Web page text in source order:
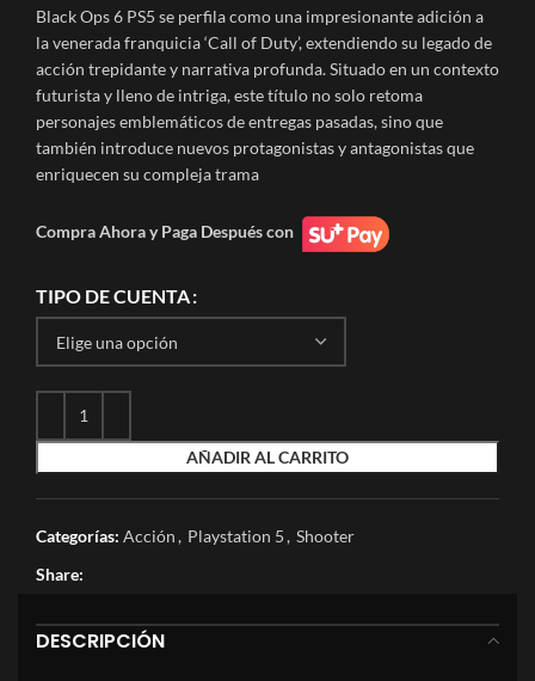
precios:
desde
$89.900
hasta
$179.900
Black Ops 6 PS5 se perfila como una impresionante adición a
la venerada franquicia ‘Call of Duty’, extendiendo su legado de
acción trepidante y narrativa profunda. Situado en un contexto
futurista y lleno de intriga, este título no solo retoma
personajes emblemáticos de entregas pasadas, sino que
también introduce nuevos protagonistas y antagonistas que
enriquecen su compleja trama
Compra Ahora y Paga Después con
TIPO DE CUENTA
AÑADIR AL CARRITO
Categorías: Acción, Playstation 5, Shooter
Share:
DESCRIPCIÓN